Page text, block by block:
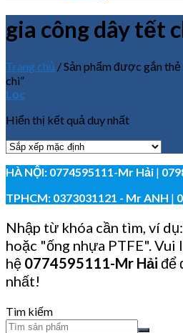
gia công dây tết
Trang chủ /Sản phẩm được gắn
chì”
Lọc
Hiển thị kết quả duy nhất
HÀ NỘI: 0774595111-Mr Hải |
TPHCM: 0373031121 - Mr ANH |
Nhập từ khóa cần tìm, ví
hoặc "ống nhựa PTFE". Vui
hệ 0774595111-Mr Hải để
nhất!
Tìm kiếm